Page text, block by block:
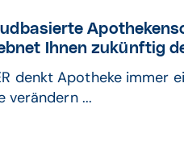
Ihnen zukünftig
denkt Apotheke immer
verändern ...